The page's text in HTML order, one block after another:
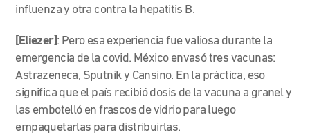
influenza y otra contra la hepatitis B.
[Eliezer]: Pero esa experiencia fue valiosa durante la
emergencia de la covid. México envasó tres vacunas:
Astrazeneca, Sputnik y Cansino. En la práctica, eso
significa que el país recibió dosis de la vacuna a granel y
las embotelló en frascos de vidrio para luego
empaquetarlas para distribuirlas.